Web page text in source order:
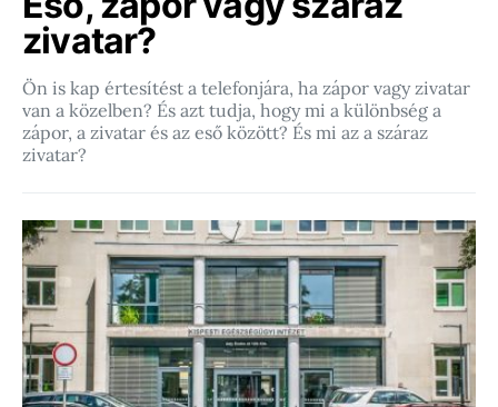
zivatar?
Ön is kap értesítést a telefonjára, ha zápor vagy zivatar
van a közelben? És azt tudja, hogy mi a különbség a
zápor, a zivatar és az eső között? És mi az a száraz
zivatar?